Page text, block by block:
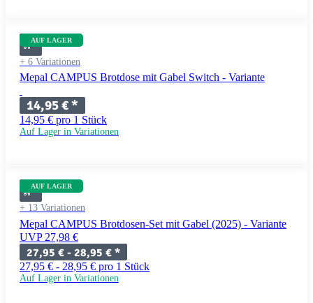
AUF LAGER
+ 6 Variationen
Mepal CAMPUS Brotdose mit Gabel Switch - Variante
14,95 €*
14,95 € pro 1 Stück
Auf Lager in Variationen
AUF LAGER
+ 13 Variationen
Mepal CAMPUS Brotdosen-Set mit Gabel (2025) - Variante
UVP 27,98 €
27,95 € - 28,95 € *
27,95 € - 28,95 € pro 1 Stück
Auf Lager in Variationen